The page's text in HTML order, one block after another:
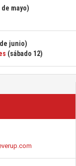
mayo)
junio)
(sábado 12)